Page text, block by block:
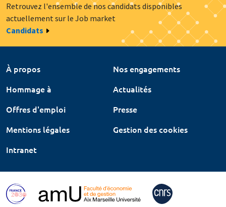
Retrouvez l'ensemble de nos candidats disponibles
actuellement sur le Job market
Candidats
À propos
Nos engagements
Hommage à
Actualités
Offres d'emploi
Presse
Mentions légales
Gestion des cookies
Intranet